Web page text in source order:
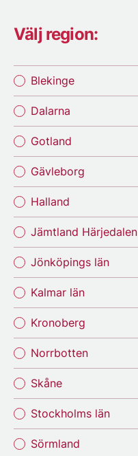
Välj region:
Blekinge
Dalarna
Gotland
Gävleborg
Halland
Jämtland Härjedalen
Jönköpings län
Kalmar län
Kronoberg
Norrbotten
Skåne
Stockholms län
Sörmland